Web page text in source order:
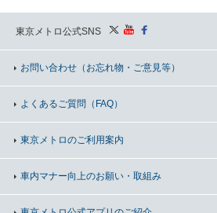
東京メトロ公式SNS
お問い合わせ （お忘れ物・ご意見等）
よくあるご質問（FAQ）
東京メトロのご利用案内
車内マナー向上のお願い・取組み